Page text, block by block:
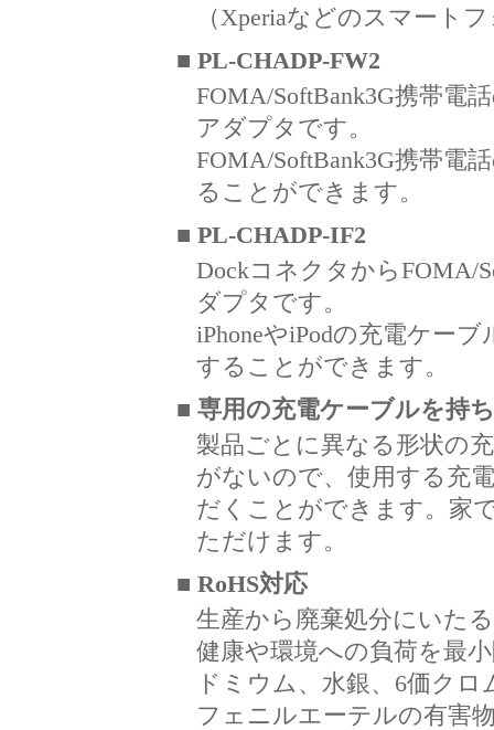
（Xperiaなどのスマート
■ PL-CHADP-FW2
FOMA/SoftBank3G携帯電
アダプタです。
FOMA/SoftBank3G携帯電
ることができます。
■ PL-CHADP-IF2
DockコネクタからFOMA/
ダプタです。
iPhoneやiPodの充電ケー
することができます。
■ 専用の充電ケーブルを持
製品ごとに異なる形状の
がないので、使用する充
だくことができます。家
ただけます。
■ RoHS対応
生産から廃棄処分にいた
健康や環境への負荷を最
ドミウム、水銀、6価ク
フェニルエーテルの有害